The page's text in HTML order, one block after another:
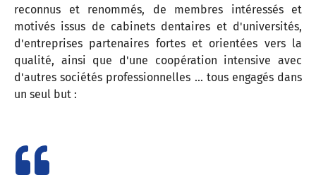
reconnus et renommés, de membres intéressés et
motivés issus de cabinets dentaires et d'universités,
d'entreprises partenaires fortes et orientées vers la
qualité, ainsi que d'une coopération intensive avec
d'autres sociétés professionnelles ... tous engagés dans
un seul but :